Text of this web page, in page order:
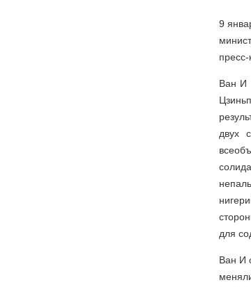
9
Ван И
двух
для
Ван И